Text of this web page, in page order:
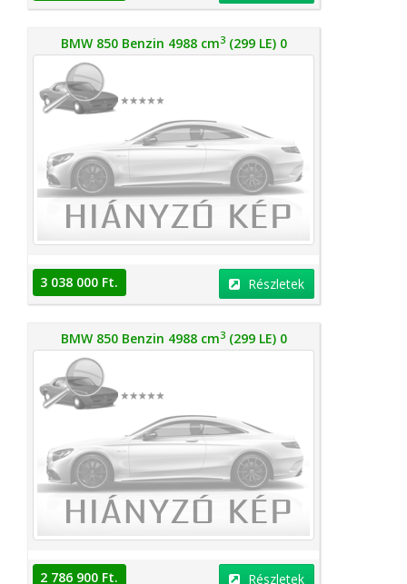
BMW 850 Benzin 4988 cm3(299 LE) 0
3 038 000 Ft. Részletek
BMW 850 Benzin 4988 cm3(299 LE) 0
2 786 900 Ft. Részletek